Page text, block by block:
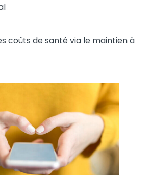
coûts de santé via le maintien à